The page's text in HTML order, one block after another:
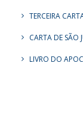
TERCEIRA
CARTA DE SÃO
LIVRO DO